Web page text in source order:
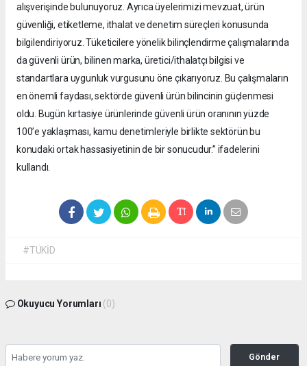
alışverişinde bulunuyoruz. Ayrıca üyelerimizi mevzuat, ürün
güvenliği, etiketleme, ithalat ve denetim süreçleri konusunda
bilgilendiriyoruz. Tüketicilere yönelik bilinçlendirme çalışmalarında
da güvenli ürün, bilinen marka, üretici/ithalatçı bilgisi ve
standartlara uygunluk vurgusunu öne çıkarıyoruz. Bu çalışmaların
en önemli faydası, sektörde güvenli ürün bilincinin güçlenmesi
oldu. Bugün kırtasiye ürünlerinde güvenli ürün oranının yüzde
100’e yaklaşması, kamu denetimleriyle birlikte sektörün bu
konudaki ortak hassasiyetinin de bir sonucudur.” ifadelerini
kullandı.
#TÜKİD
Okuyucu Yorumları (0)
Gönder